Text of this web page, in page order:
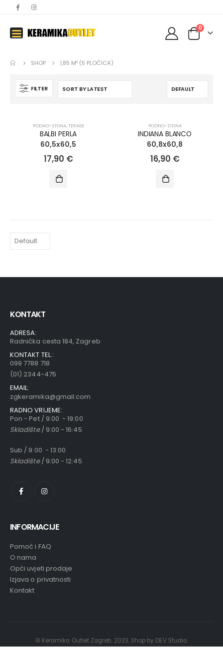
0
SHOP 1,85 M² (5 PLOČICA)
FILTER
PODNO-ZIDNA, TERASE
BALBI PERLA
60,5x60,5
17,90 €
PODNO-ZIDNA
INDIANA BLANCO
60,8x60,8
16,90 €
KONTAKT
ADRESA:
Radnička cesta 184, Zagreb
KONTAKT TEL.:
099 7788 718
(01) 2344-475
EMAIL:
zgkeramika@gmail.com
RADNO VRIJEME:
Pon - Pet / 9:00 - 19:00
Skladište/ 9:00 - 16:45
Sub / 9:00 - 13:00
Skladište/ 9:00 - 12:45
INFORMACIJE
Pomoć i FAQ
O nama
Opći uvjeti prodaje
Izjava o privatnosti
Kontakt
© Keramika Outlet Zagreb. 2023. Shop by DEV Studio.